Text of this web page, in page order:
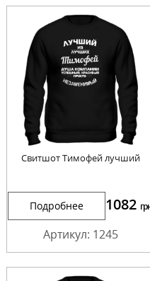
Свитшот Тимофей лучший
Подробнее 1082
Артикул: 1245